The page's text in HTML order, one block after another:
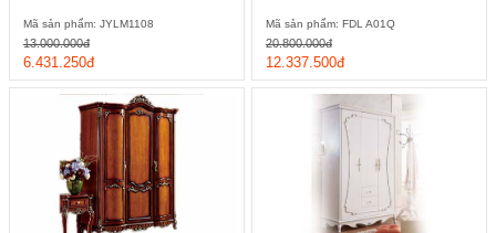
Mã sản phẩm: JYLM1108
6.431.250đ
13.000.000đ
Mã sản phẩm: FDL A01Q
12.337.500đ
20.800.000đ